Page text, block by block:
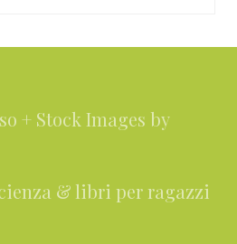
+ Stock Images by
& libri per ragazzi